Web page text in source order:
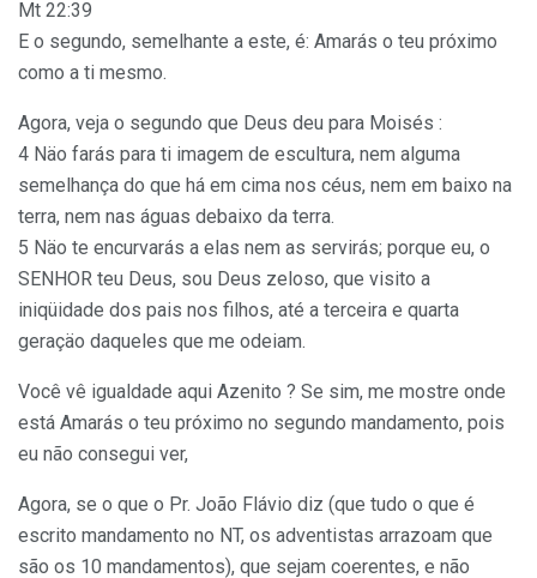
Mt 22:39
E o segundo, semelhante a este, é: Amarás o teu próximo
como a ti mesmo.
Agora, veja o segundo que Deus deu para Moisés :
4 Näo farás para ti imagem de escultura, nem alguma
semelhança do que há em cima nos céus, nem em baixo na
terra, nem nas águas debaixo da terra.
5 Näo te encurvarás a elas nem as servirás; porque eu, o
SENHOR teu Deus, sou Deus zeloso, que visito a
iniqüidade dos pais nos filhos, até a terceira e quarta
geraçäo daqueles que me odeiam.
Você vê igualdade aqui Azenito ? Se sim, me mostre onde
está Amarás o teu próximo no segundo mandamento, pois
eu não consegui ver,
Agora, se o que o Pr. João Flávio diz (que tudo o que é
escrito mandamento no NT, os adventistas arrazoam que
são os 10 mandamentos), que sejam coerentes, e não